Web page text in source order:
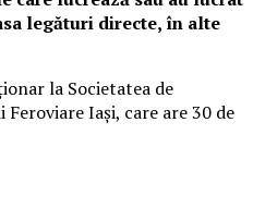
legături directe, în alte
la Societatea de
Iași, care are 30 de